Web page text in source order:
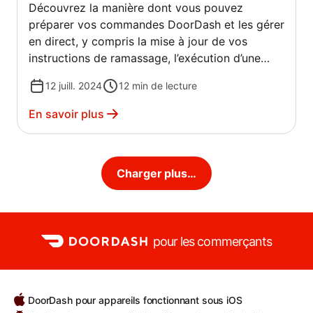
Découvrez la manière dont vous pouvez
préparer vos commandes DoorDash et les gérer
en direct, y compris la mise à jour de vos
instructions de ramassage, l’exécution d’une
cours.12 juill. 2024 12 min de lecture
En savoir plus
Charger plus…
pour les commerçants
DoorDash pour appareils fonctionnant sous iOS